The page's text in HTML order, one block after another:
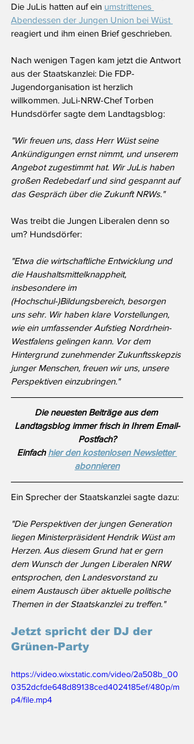
Die JuLis hatten auf ein umstrittenes
Abendessen der Jungen Union bei Wüst
reagiert und ihm einen Brief geschrieben.
Nach wenigen Tagen kam jetzt die Antwort
aus der Staatskanzlei: Die FDP-
Jugendorganisation ist herzlich
willkommen. JuLi-NRW-Chef Torben
Hundsdörfer sagte dem Landtagsblog:
"Wir freuen uns, dass Herr Wüst seine
Ankündigungen ernst nimmt, und unserem
Angebot zugestimmt hat. Wir JuLis haben
großen Redebedarf und sind gespannt auf
das Gespräch über die Zukunft NRWs."
Was treibt die Jungen Liberalen denn so
um? Hundsdörfer:
"Etwa die wirtschaftliche Entwicklung und
die Haushaltsmittelknappheit,
insbesondere im
(Hochschul-)Bildungsbereich, besorgen
uns sehr. Wir haben klare Vorstellungen,
wie ein umfassender Aufstieg Nordrhein-
Westfalens gelingen kann. Vor dem
Hintergrund zunehmender Zukunftsskepzis
junger Menschen, freuen wir uns, unsere
Perspektiven einzubringen."
Die neuesten Beiträge aus dem
Landtagsblog immer frisch in Ihrem Email-
Postfach?
Einfach hier den kostenlosen Newsletter
abonnieren
Ein Sprecher der Staatskanzlei sagte dazu:
"Die Perspektiven der jungen Generation
liegen Ministerpräsident Hendrik Wüst am
Herzen. Aus diesem Grund hat er gern
dem Wunsch der Jungen Liberalen NRW
entsprochen, den Landesvorstand zu
einem Austausch über aktuelle politische
Themen in der Staatskanzlei zu treffen."
Jetzt spricht der DJ der
Grünen-Party
https://video.wixstatic.com/video/2a508b_00
0352dcfde648d89138ced4024185ef/480p/m
p4/file.mp4